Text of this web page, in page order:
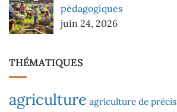
pédagogiques
juin 24, 2026
THÉMATIQUES
agriculture agriculture de